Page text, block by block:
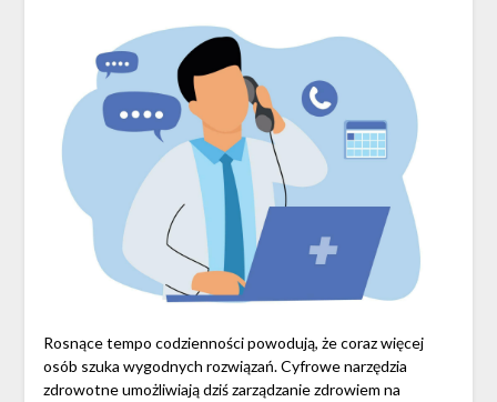
Rosnące tempo codzienności powodują, że coraz więcej
osób szuka wygodnych rozwiązań. Cyfrowe narzędzia
zdrowotne umożliwiają dziś zarządzanie zdrowiem na